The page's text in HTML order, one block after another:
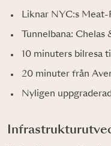
Liknar NYC:s
Tunnelbana: Chelas
10 minuters bilresa
20 minuter från
Nyligen